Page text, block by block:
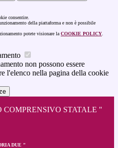
consentire.
della piattaforma e non è possibile
potete visionare la COOKIE POLICY
non possono essere
l'elenco nella pagina della cookie
COMPRENSIVO STATALE "
DUE "